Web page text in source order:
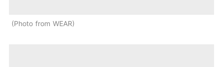
Photo from WEAR